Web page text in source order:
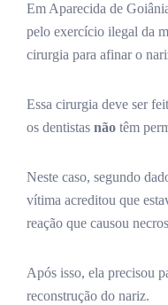
Em Aparecida de
pelo exercício ilegal da
cirurgia para afinar o
Essa cirurgia deve ser
os dentistas não têm
Neste caso, segundo
vítima acreditou que
reação que causou
Após isso, ela precisou
reconstrução do nariz.